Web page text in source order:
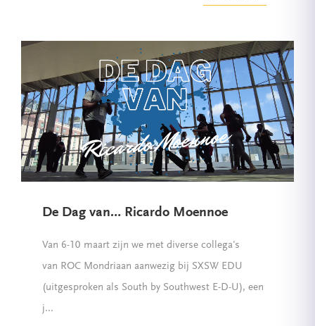
De Dag van… Ricardo Moennoe
Van 6-10 maart zijn we met diverse collega's
van ROC Mondriaan aanwezig bij SXSW EDU
(uitgesproken als South by Southwest E-D-U), een
j...